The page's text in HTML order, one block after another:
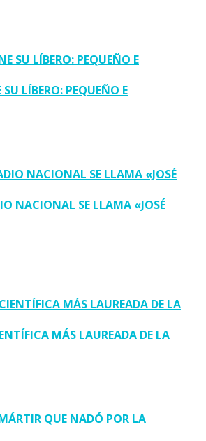
LÍBERO: PEQUEÑO E
NACIONAL SE LLAMA «JOSÉ
MÁS LAUREADA DE LA